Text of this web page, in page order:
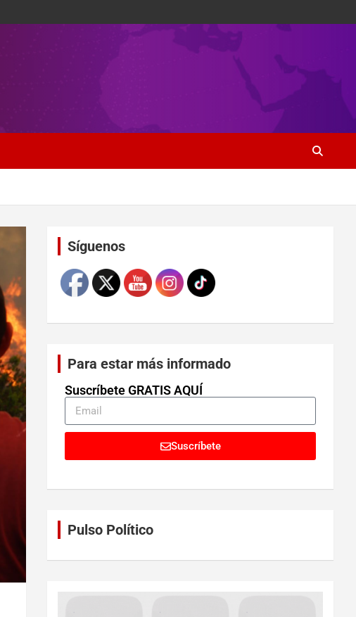
SíguenosSet Youtube Channel ID
Para estar más informado
Suscríbete GRATIS AQUÍ
Suscríbete
Pulso Político